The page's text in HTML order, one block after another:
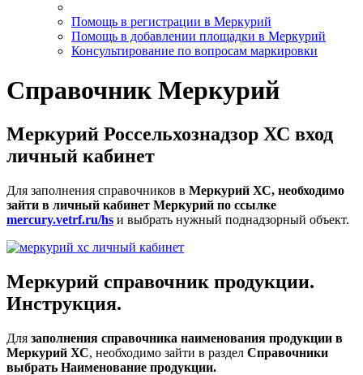
Помощь в регистрации в Меркурий
Помощь в добавлении площадки в Меркурий
Консультирование по вопросам маркировки
Справочник Меркурий
Меркурий Россельхознадзор ХС вход
личный кабинет
Для заполнения справочников в Меркурий ХС, необходимо
зайти в личный кабинет Меркурий по ссылке
mercury.vetrf.ru/hs и выбрать нужный поднадзорный объект.
Меркурий справочник продукции.
Инструкция.
Для заполнения справочника наименования продукции в
Меркурий ХС, необходимо зайти в раздел Справочники
выбрать Наименование продукции.